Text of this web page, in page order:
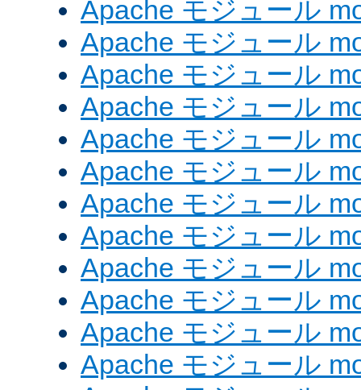
Apache モジュール
Apache モジュール
Apache モジュール
Apache モジュール
Apache モジュール
Apache モジュール
Apache モジュール
Apache モジュール
Apache モジュール
Apache モジュール
Apache モジュール
Apache モジュール